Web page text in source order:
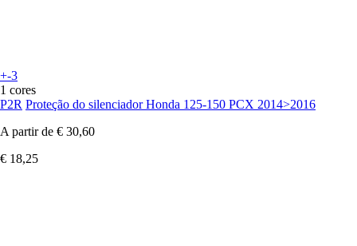
+-3
1 cores
P2R Proteção do silenciador Honda 125-150 PCX 2014>2016
A partir de € 30,60
€ 18,25